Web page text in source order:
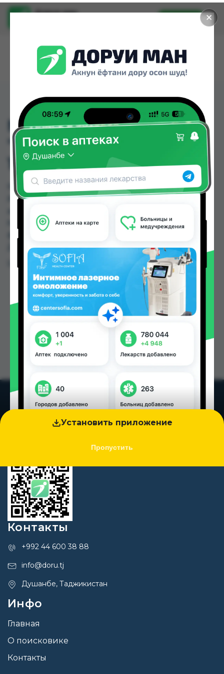
✕
Установить приложение
Пропустить
Доруи ман
Установить
NV ДЕЗОДОРАНТ
"ДВОЙНОЙ ЭФФЕКТ"
150 МЛ ЖЕН. - 83764
NV ДЕЗОДОРАНТ "ДВОЙНОЙ ЭФФЕКТ" 150 МЛ
ЖЕН. - 83764 можно купить или заказать в
№6, Мардон, Нишон №2, Нишон №3, Самсон
Душанбе и других городах Таджикистана
Цена: от20.00 TJS
Контакты
+992 44 600 38 88
info@doru.tj
Душанбе, Таджикистан
Инфо
Главная
О поисковике
Контакты